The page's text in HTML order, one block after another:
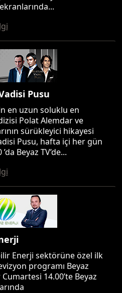
Pusu
en uzun soluklu en
Polat Alemdar ve
sürükleyici hikayesi
Pusu, hafta içi her gün
Beyaz TV’de...
Enerji sektörüne özel ilk
programı Beyaz
14.00’te Beyaz